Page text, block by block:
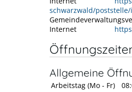
schwarzwald/
Internet
Allgemeine
Arbeitstag (Mo - Fr)